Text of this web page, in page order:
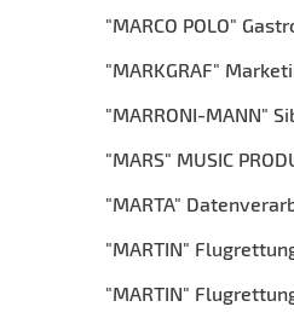
"MARCO POLO"
"MARKGRAF"
"MARRONI-MANN"
"MARS" MUSIC
"MARTA"
"MARTIN"
"MARTIN"